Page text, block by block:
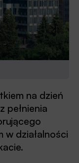
na dzień
pełnienia
w działalności